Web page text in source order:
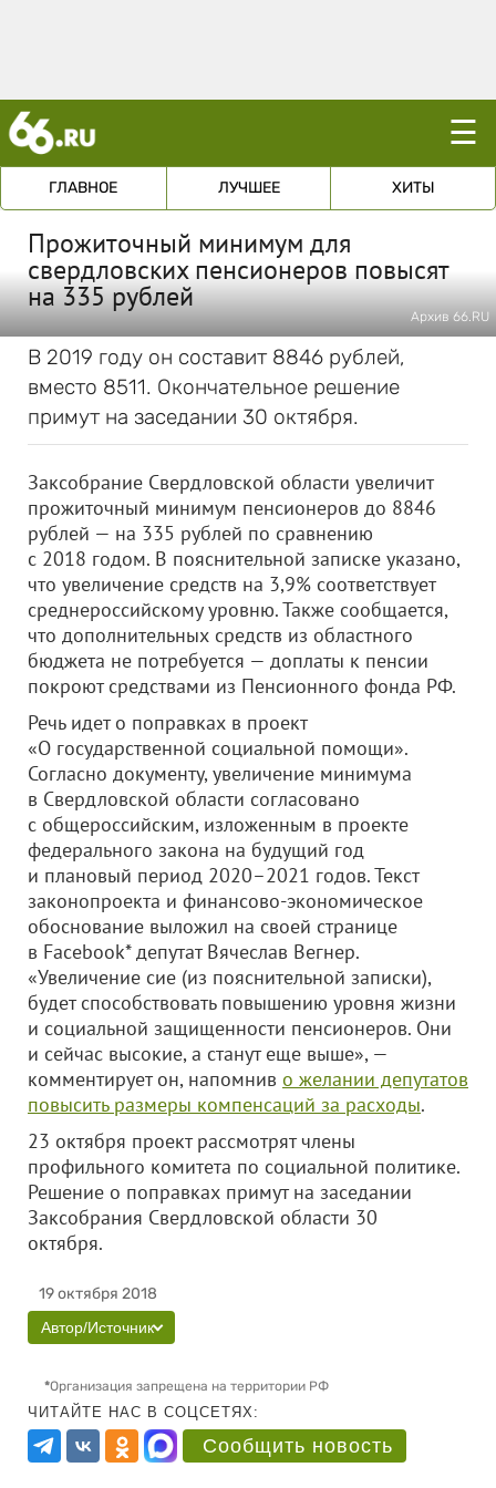
☰
ГЛАВНОЕ ЛУЧШЕЕ ХИТЫ
Прожиточный минимум для
свердловских пенсионеров повысят
на 335 рублей
Архив 66.RU
В 2019 году он составит 8846 рублей,
вместо 8511. Окончательное решение
примут на заседании 30 октября.
Заксобрание Свердловской области увеличит
прожиточный минимум пенсионеров до 8846
рублей — на 335 рублей по сравнению
с 2018 годом. В пояснительной записке указано,
что увеличение средств на 3,9% соответствует
среднероссийскому уровню. Также сообщается,
что дополнительных средств из областного
бюджета не потребуется — доплаты к пенсии
покроют средствами из Пенсионного фонда РФ.
Речь идет о поправках в проект
«О государственной социальной помощи».
Согласно документу, увеличение минимума
в Свердловской области согласовано
с общероссийским, изложенным в проекте
федерального закона на будущий год
и плановый период 2020–2021 годов. Текст
законопроекта и финансово-экономическое
обоснование выложил на своей странице
в Facebook* депутат Вячеслав Вегнер.
«Увеличение сие (из пояснительной записки),
будет способствовать повышению уровня жизни
и социальной защищенности пенсионеров. Они
и сейчас высокие, а станут еще выше», —
комментирует он, напомнив о желании депутатов
повысить размеры компенсаций за расходы.
23 октября проект рассмотрят члены
профильного комитета по социальной политике.
Решение о поправках примут на заседании
Заксобрания Свердловской области 30
октября.
19 октября 2018
Автор/Источник
*Организация запрещена на территории РФ
ЧИТАЙТЕ НАС В СОЦСЕТЯХ:
Сообщить новость